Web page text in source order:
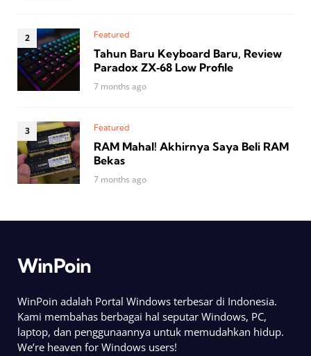
Featured
Tahun Baru Keyboard Baru, Review
Paradox ZX‑68 Low Profile
7 months ago
Featured
RAM Mahal! Akhirnya Saya Beli RAM
Bekas
7 months ago
WinPoin
WinPoin adalah Portal Windows terbesar di Indonesia.
Kami membahas berbagai hal seputar Windows, PC,
laptop, dan penggunaannya untuk memudahkan hidup.
We’re heaven for Windows users!